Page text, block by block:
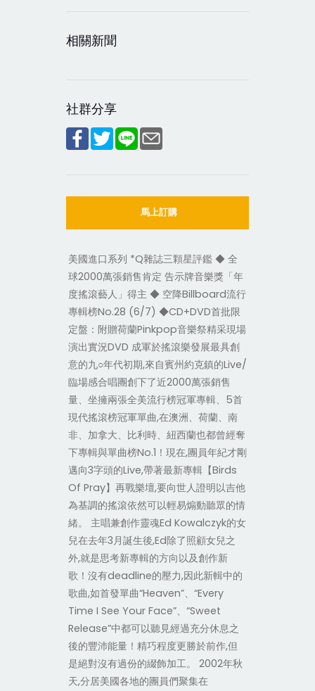
相關新聞
社群分享
馬上訂購
美國進口系列 *Q雜誌三顆星評鑑 ◆ 全
球2000萬張銷售肯定 告示牌音樂獎「年
度搖滾藝人」得主 ◆ 空降Billboard流行
專輯榜No.28 (6/7) ◆CD+DVD首批限
定盤：附贈荷蘭Pinkpop音樂祭精采現場
演出實況DVD 成軍於搖滾樂發展最具創
意的九○年代初期,來自賓州約克鎮的Live/
臨場感合唱團創下了近2000萬張銷售
量、坐擁兩張全美流行榜冠軍專輯、5首
現代搖滾榜冠軍單曲,在澳洲、荷蘭、南
非、加拿大、比利時、紐西蘭也都曾經奪
下專輯與單曲榜No.1！現在,團員年紀才剛
邁向3字頭的Live,帶著最新專輯【Birds
Of Pray】再戰樂壇,要向世人證明以吉他
為基調的搖滾依然可以輕易煽動聽眾的情
緒。 主唱兼創作靈魂Ed Kowalczyk的女
兒在去年3月誕生後,Ed除了照顧女兒之
外,就是思考新專輯的方向以及創作新
歌！沒有deadline的壓力,因此新輯中的
歌曲,如首發單曲“Heaven”、“Every
Time I See Your Face”、“Sweet
Release”中都可以聽見經過充分休息之
後的豐沛能量！精巧程度更勝於前作,但
是絕對沒有過份的綴飾加工。 2002年秋
天,分居美國各地的團員們聚集在